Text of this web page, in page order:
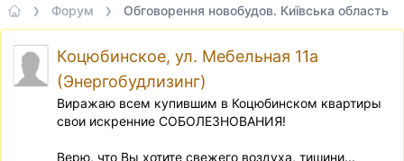
Форум Обговорення новобудов. Київська область
Коцюбинское, ул. Мебельная 11а
(Энергобудлизинг)
Виражаю всем купившим в Коцюбинском квартиры
свои искренние СОБОЛЕЗНОВАНИЯ!
Верю, что Вы хотите свежего воздуха, тишини...